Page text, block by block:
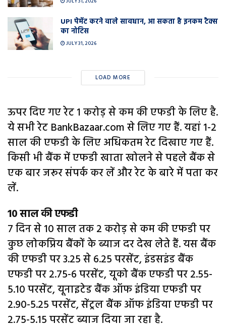
UPI पेमेंट करने वाले सावधान, आ सकता है इनकम टैक्स
का नोटिस
JULY 31, 2026
LOAD MORE
ऊपर दिए गए रेट 1 करोड़ से कम की एफडी के लिए है.
ये सभी रेट BankBazaar.com से लिए गए हैं. यहां 1-2
साल की एफडी के लिए अधिकतम रेट दिखाए गए हैं.
किसी भी बैंक में एफडी खाता खोलने से पहले बैंक से
एक बार जरूर संपर्क कर लें और रेट के बारे में पता कर
लें.
10 साल की एफडी
7 दिन से 10 साल तक 2 करोड़ से कम की एफडी पर
कुछ लोकप्रिय बैंकों के ब्याज दर देख लेते हैं. यस बैंक
की एफडी पर 3.25 से 6.25 परसेंट, इंडसइंड बैंक
एफडी पर 2.75-6 परसेंट, यूको बैंक एफडी पर 2.55-
5.10 परसेंट, यूनाइटेड बैंक ऑफ इंडिया एफडी पर
2.90-5.25 परसेंट, सेंट्रल बैंक ऑफ इंडिया एफडी पर
2.75-5.15 परसेंट ब्याज दिया जा रहा है.